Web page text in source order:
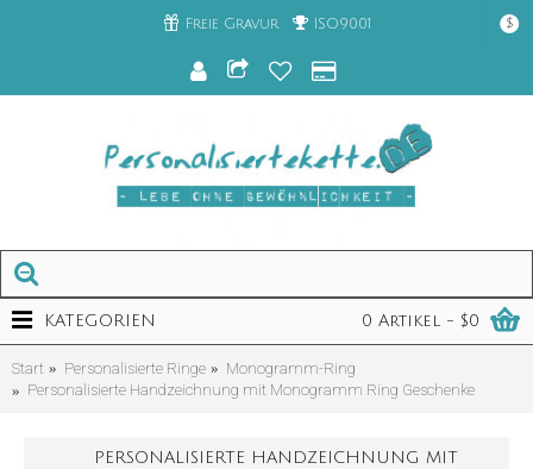
Freie Gravur ISO9001 $
0 Artikel - $0
KATEGORIEN
Start Personalisierte Ringe
Monogramm-Ring
Personalisierte Handzeichnung mit Monogramm Ring Geschenke
PERSONALISIERTE HANDZEICHNUNG MIT